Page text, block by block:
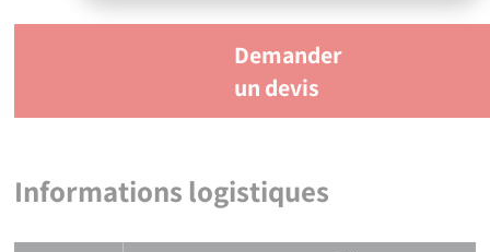
Demander
un devis
Informations logistiques